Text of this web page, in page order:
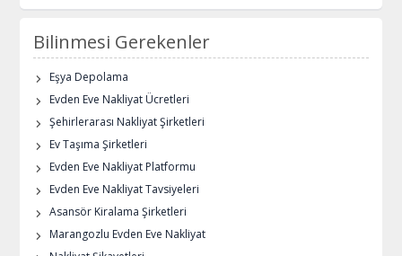
Bilinmesi Gerekenler
Eşya Depolama
Evden Eve Nakliyat Ücretleri
Şehirlerarası Nakliyat Şirketleri
Ev Taşıma Şirketleri
Evden Eve Nakliyat Platformu
Evden Eve Nakliyat Tavsiyeleri
Asansör Kiralama Şirketleri
Marangozlu Evden Eve Nakliyat